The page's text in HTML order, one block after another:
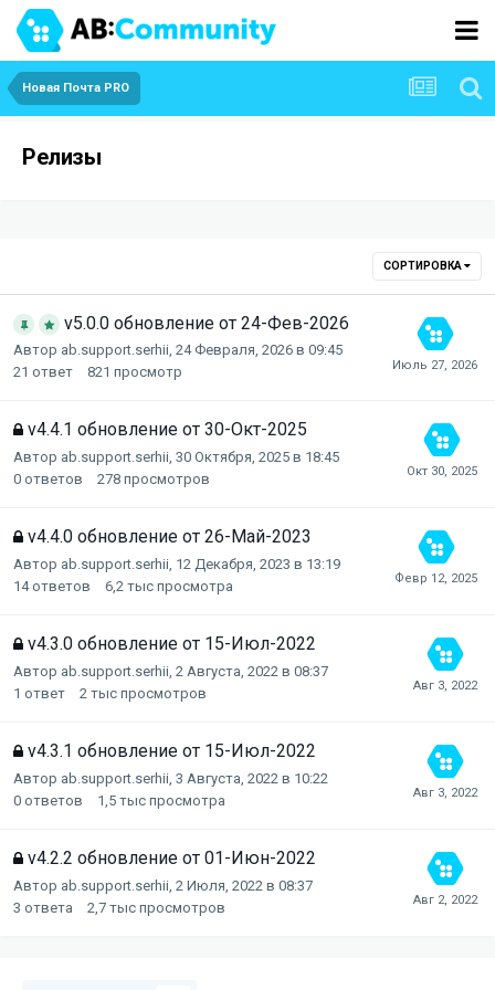
Новая Почта PRO
Релизы
СОРТИРОВКА
v5.0.0 обновление от 24-Фев-2026
Автор ab.support.serhii, 24 Февраля, 2026 в 09:45
21 ответ 821 просмотр
v4.4.1 обновление от 30-Окт-2025
Автор ab.support.serhii, 30 Октября, 2025 в 18:45
0 ответов 278 просмотров
v4.4.0 обновление от 26-Май-2023
Автор ab.support.serhii, 12 Декабря, 2023 в 13:19
14 ответов 6,2 тыс просмотра
v4.3.0 обновление от 15-Июл-2022
Автор ab.support.serhii, 2 Августа, 2022 в 08:37
1 ответ 2 тыс просмотров
v4.3.1 обновление от 15-Июл-2022
Автор ab.support.serhii, 3 Августа, 2022 в 10:22
0 ответов 1,5 тыс просмотра
v4.2.2 обновление от 01-Июн-2022
Автор ab.support.serhii, 2 Июля, 2022 в 08:37
3 ответа 2,7 тыс просмотров